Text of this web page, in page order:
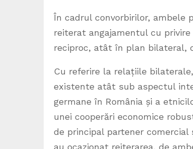
În cadrul convorbirilor, ambele
reiterat angajamentul cu
reciproc, atât în plan bilateral,
Cu referire la relațiile
existente atât sub aspectul
germane în România și a
unei cooperări economice
de principal partener comercial
au ocazionat reiterarea, de